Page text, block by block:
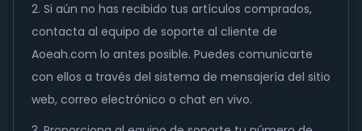
2. Si aún no has recibido tus artículos comprados,
contacta al equipo de soporte al cliente de
Aoeah.com lo antes posible. Puedes comunicarte
con ellos a través del sistema de mensajería del sitio
web, correo electrónico o chat en vivo.